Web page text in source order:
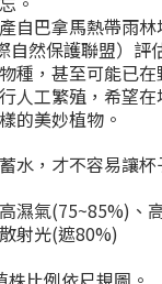
自巴拿馬熱帶雨林
自然保護聯盟）評
種，甚至可能已在
人工繁殖，希望
的美妙植物。
水，才不容易讓杯
濕氣(75~85%)、
射光(遮80%)